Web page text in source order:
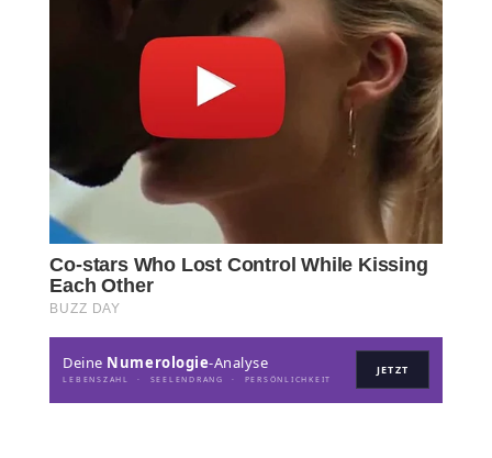
Deine Numerologie-Analyse
LEBENSZAHL · SEELENDRANG · PERSÖNLICHKEIT
JETZT